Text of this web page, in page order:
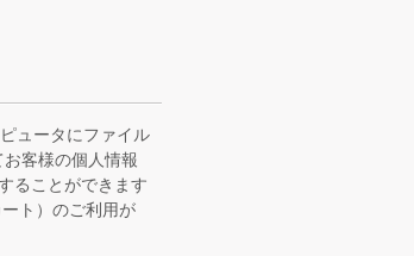
ュータにファイル
客様の個人情報
ることができます
ト）のご利用が